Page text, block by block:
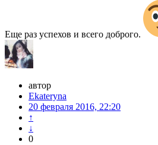
Еще раз успехов и всего доброго.
автор
Ekateryna
20 февраля 2016, 22:20
↑
↓
0